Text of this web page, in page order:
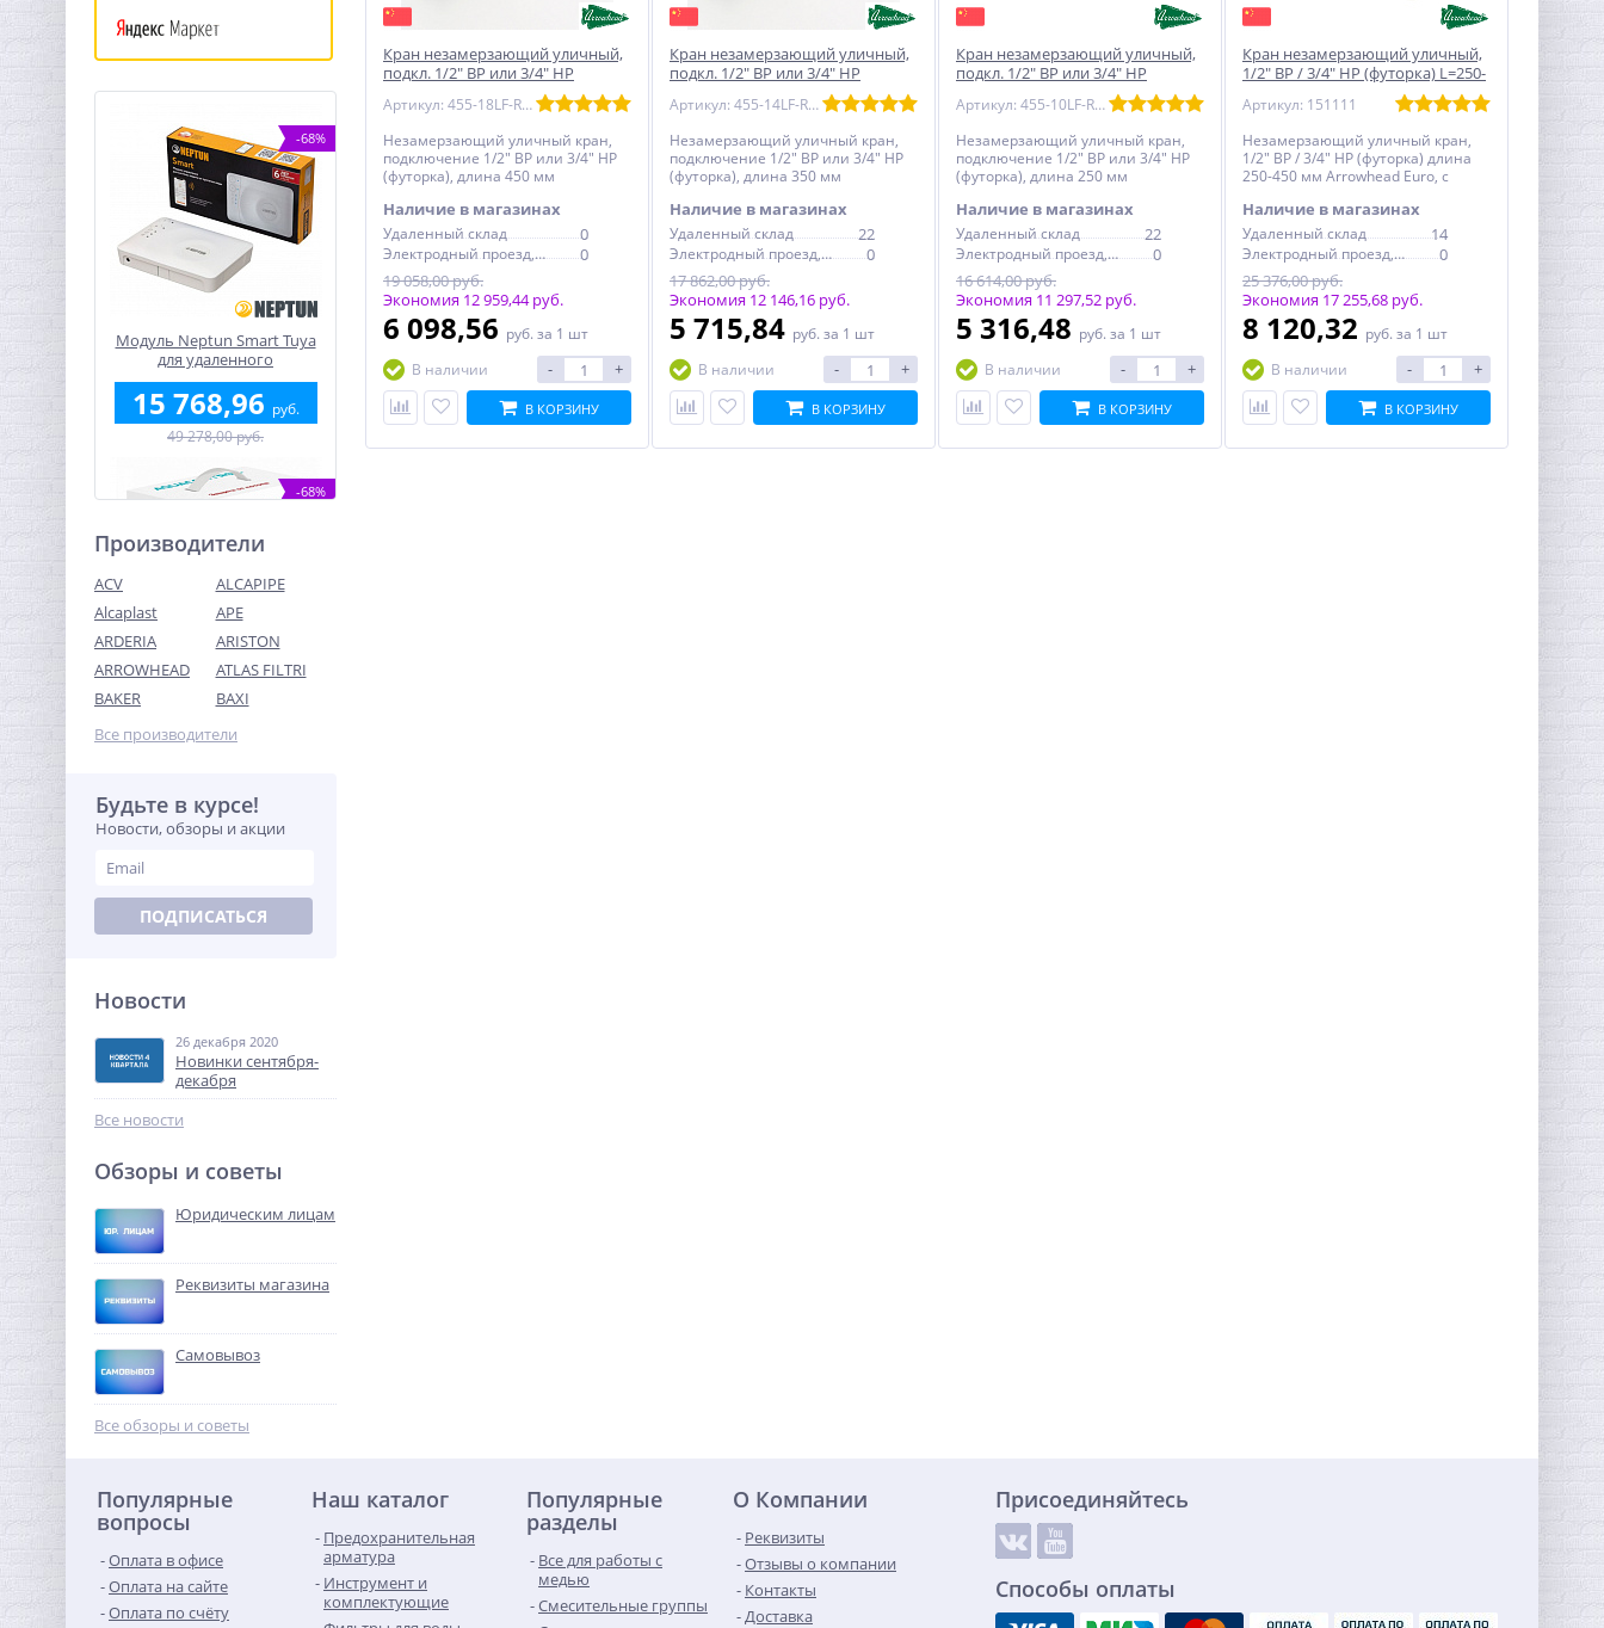
-68%
Модуль Neptun Smart Tuya
для удаленного
управления
15 768,96 руб.
49 278,00 руб.
-68%
Система контроля
протечек Neptun
Aquacontrol 1/2"
15 328,64
Кран шаровый с
электроприводом Neptun
Profi 220В 1"1/4
10 072,32
Муфта редукция 1"1/4 x 1"
(ВР) латунь UNI-FITT
1 432,00 руб.
-68%
Производители
ACV
ALCAPIPE
Alcaplast
APE
ARDERIA
ARISTON
ARROWHEAD
ATLAS FILTRI
BAKER
BAXI
Все производители
Будьте в курсе!
Новости, обзоры и акции
ПОДПИСАТЬСЯ
Новости
26 декабря 2020
Новинки сентября-
декабря
Все новости
Обзоры и советы
Юридическим лицам
Реквизиты магазина
Самовывоз
Все обзоры и советы
Кран незамерзающий уличный,
подкл. 1/2" ВР или 3/4" НР
(футорка), L=450 мм Arrowhead
Артикул: 455-18LF-RUS
Незамерзающий уличный кран,
подключение 1/2" ВР или 3/4" НР
(футорка), длина 450 мм
Наличие в магазинах
Удаленный склад 0
Электродный проезд, 6с1
0
19 058,00 руб.
Экономия 12 959,44 руб.
6 098,56 руб. за 1 шт
В наличии
- +
В КОРЗИНУ
Кран незамерзающий уличный,
подкл. 1/2" ВР или 3/4" НР
(футорка), L=350 мм Arrowhead
Артикул: 455-14LF-RUS
Незамерзающий уличный кран,
подключение 1/2" ВР или 3/4" НР
(футорка), длина 350 мм
Наличие в магазинах
Удаленный склад 22
Электродный проезд, 6с1
0
17 862,00 руб.
Экономия 12 146,16 руб.
5 715,84 руб. за 1 шт
В наличии
- +
В КОРЗИНУ
Кран незамерзающий уличный,
подкл. 1/2" ВР или 3/4" НР
(футорка), L=250 мм Arrowhead
Артикул: 455-10LF-RUS
Незамерзающий уличный кран,
подключение 1/2" ВР или 3/4" НР
(футорка), длина 250 мм
Наличие в магазинах
Удаленный склад 22
Электродный проезд, 6с1
0
16 614,00 руб.
Экономия 11 297,52 руб.
5 316,48 руб. за 1 шт
В наличии
- +
В КОРЗИНУ
Кран незамерзающий уличный,
1/2" ВР / 3/4" НР (футорка) L=250-
450 мм Arrowhead Euro, с
антисифоном
Артикул: 151111
Незамерзающий уличный кран,
1/2" ВР / 3/4" НР (футорка) длина
250-450 мм Arrowhead Euro, с
Наличие в магазинах
Удаленный склад 14
Электродный проезд, 6с1
0
25 376,00 руб.
Экономия 17 255,68 руб.
8 120,32 руб. за 1 шт
В наличии
- +
В КОРЗИНУ
Популярные
вопросы
Оплата в офисе
Оплата на сайте
Оплата по счёту
Наш каталог
Предохранительная
арматура
Инструмент и
комплектующие
Популярные
разделы
Все для работы с
медью
Смесительные группы
О Компании
Реквизиты
Отзывы о компании
Контакты
Доставка
Присоединяйтесь
Способы оплаты